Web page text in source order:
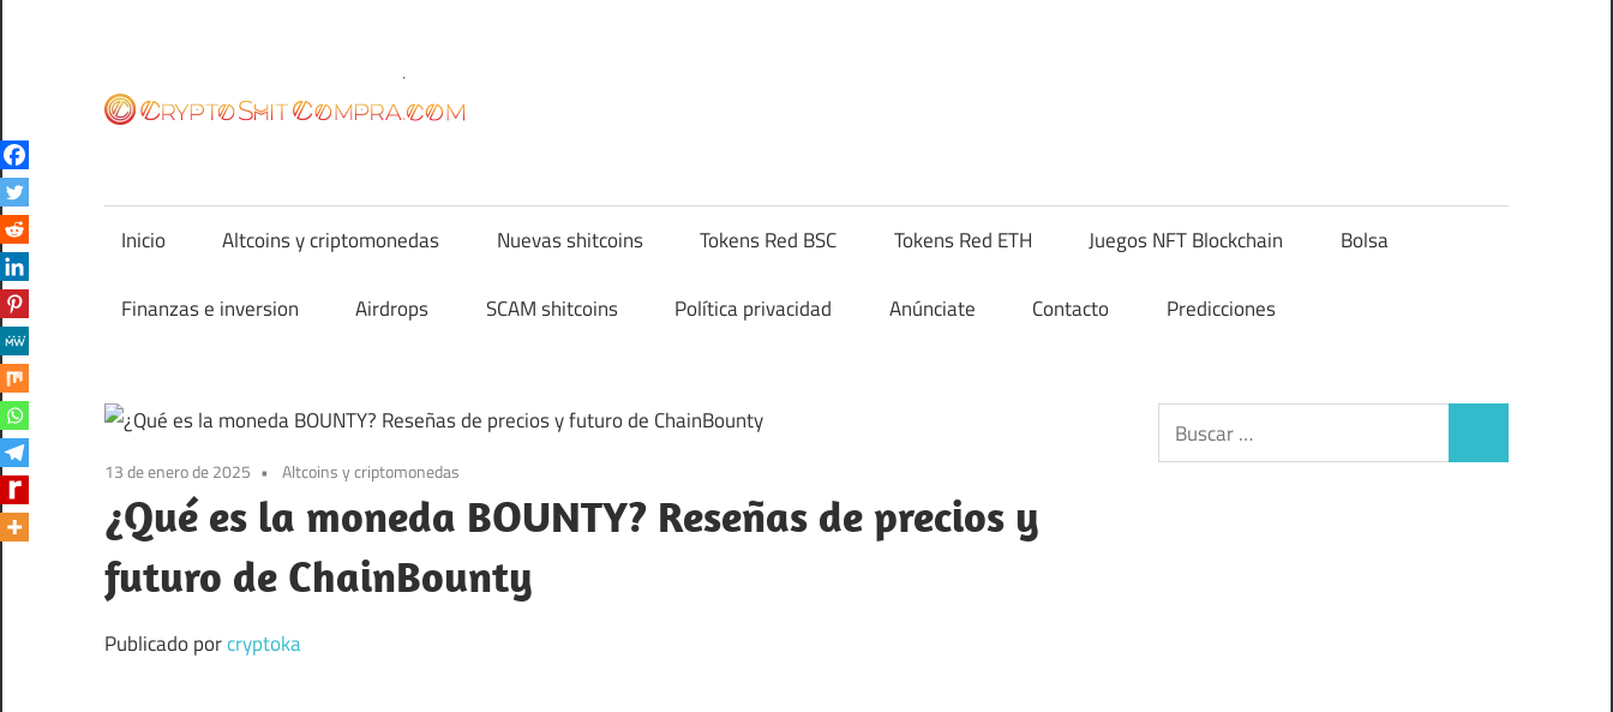
Inicio Altcoins y criptomonedas Nuevas shitcoins Tokens Red BSC Tokens Red ETH Juegos NFT Blockchain Bolsa
Finanzas e inversion Airdrops SCAM shitcoins Política privacidad Anúnciate Contacto Predicciones
13 de enero de 2025 Altcoins y criptomonedas
¿Qué es la moneda BOUNTY? Reseñas de precios y
futuro de ChainBounty
Publicado porcryptoka
Buscar: